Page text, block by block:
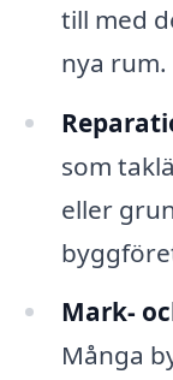
till med
nya rum.
som
eller
Mark-
Många